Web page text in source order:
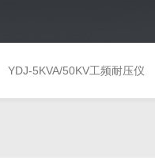
YDJ-5KVA/50KV工频耐压仪